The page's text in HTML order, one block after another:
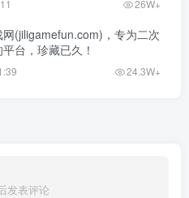
26W+
网(jiligamefun.com)，专为二次
台，珍藏已久！
24.3W+
发表评论